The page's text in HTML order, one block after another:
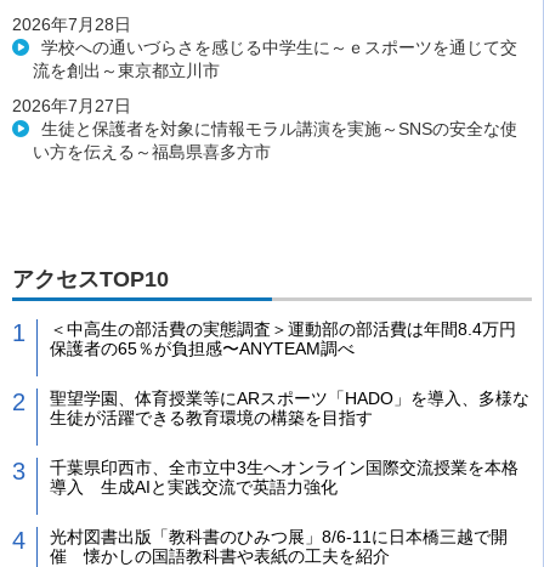
2026年7月28日
学校への通いづらさを感じる中学生に～ｅスポーツを通じて交
流を創出～東京都立川市
2026年7月27日
生徒と保護者を対象に情報モラル講演を実施～SNSの安全な使
い方を伝える～福島県喜多方市
アクセスTOP10
＜中高生の部活費の実態調査＞運動部の部活費は年間8.4万円
保護者の65％が負担感〜ANYTEAM調べ
聖望学園、体育授業等にARスポーツ「HADO」を導入、多様な
生徒が活躍できる教育環境の構築を目指す
千葉県印西市、全市立中3生へオンライン国際交流授業を本格
導入 生成AIと実践交流で英語力強化
光村図書出版「教科書のひみつ展」8/6-11に日本橋三越で開
催 懐かしの国語教科書や表紙の工夫を紹介